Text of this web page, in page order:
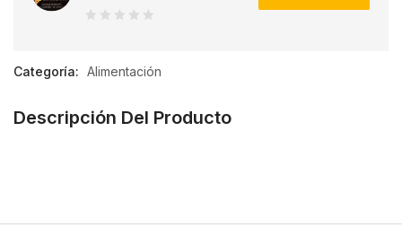
5
Categoría: Alimentación
Descripción Del Producto